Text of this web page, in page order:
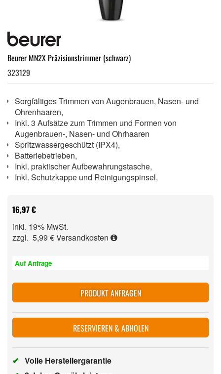
Beurer MN2X Präzisionstrimmer (schwarz)
323129
Sorgfältiges Trimmen von Augenbrauen, Nasen- und
Ohrenhaaren,
Inkl. 3 Aufsätze zum Trimmen und Formen von
Augenbrauen-, Nasen- und Ohrhaaren
Spritzwassergeschützt (IPX4),
Batteriebetrieben,
Inkl. praktischer Aufbewahrungstasche,
Inkl. Schutzkappe und Reinigungspinsel,
16,97 €
inkl. 19% MwSt.
zzgl. 5,99 €Versandkosten
Auf Anfrage
PRODUKT ANFRAGEN
RESERVIEREN & ABHOLEN
✔ Volle Herstellergarantie